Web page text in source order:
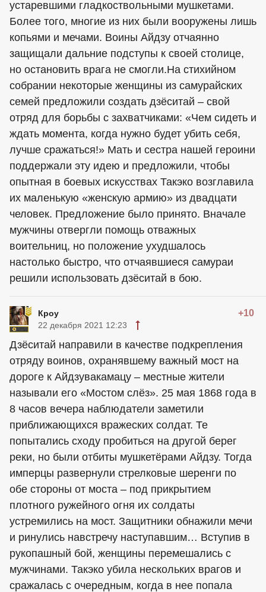
устаревшими гладкоствольными мушкетами.
Более того, многие из них были вооружены лишь
копьями и мечами. Воины Айдзу отчаянно
защищали дальние подступы к своей столице,
но остановить врага не смогли.На стихийном
собрании некоторые женщины из самурайских
семей предложили создать дзёситай – свой
отряд для борьбы с захватчиками: «Чем сидеть и
ждать момента, когда нужно будет убить себя,
лучше сражаться!» Мать и сестра нашей героини
поддержали эту идею и предложили, чтобы
опытная в боевых искусствах Такэко возглавила
их маленькую «женскую армию» из двадцати
человек. Предложение было принято. Вначале
мужчины отвергли помощь отважных
воительниц, но положение ухудшалось
настолько быстро, что отчаявшиеся самураи
решили использовать дзёситай в бою.
Кроу +10
22 декабря 2021 12:23
Дзёситай направили в качестве подкрепления
отряду воинов, охранявшему важный мост на
дороге к Айдзувакамацу – местные жители
называли его «Мостом слёз». 25 мая 1868 года в
8 часов вечера наблюдатели заметили
приближающихся вражеских солдат. Те
попытались сходу пробиться на другой берег
реки, но были отбиты мушкетёрами Айдзу. Тогда
имперцы развернули стрелковые шеренги по
обе стороны от моста – под прикрытием
плотного ружейного огня их солдаты
устремились на мост. Защитники обнажили мечи
и ринулись навстречу наступавшим… Вступив в
рукопашный бой, женщины перемешались с
мужчинами. Такэко убила нескольких врагов и
сражалась с очередным, когда в нее попала